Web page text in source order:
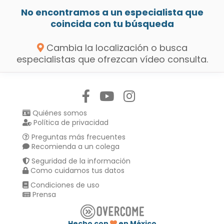
No encontramos a un especialista que
coincida con tu búsqueda
Cambia la localización o busca
especialistas que ofrezcan vídeo consulta.
Quiénes somos
Política de privacidad
Preguntas más frecuentes
Recomienda a un colega
Seguridad de la información
Como cuidamos tus datos
Condiciones de uso
Prensa